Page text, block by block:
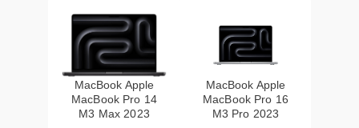
MacBook Apple
MacBook Pro 14
M3 Max 2023
MacBook Apple
MacBook Pro 16
M3 Pro 2023